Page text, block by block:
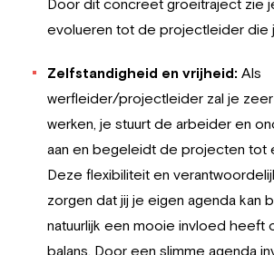
Door dit concreet groeitraject zie
evolueren tot de projectleider die
Zelfstandigheid en vrijheid: Als
werfleider/projectleider zal je
werken, je stuurt de arbeider en
aan en begeleidt de projecten tot
Deze flexibiliteit en
zorgen dat jij je eigen agenda kan
natuurlijk een mooie invloed heeft
balans. Door een slimme agenda